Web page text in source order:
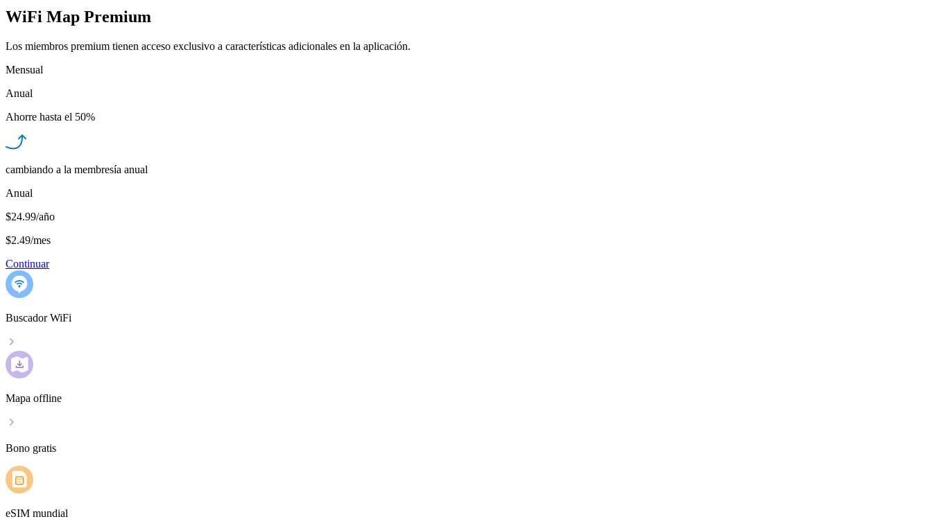
WiFi Map Premium
Los miembros premium tienen acceso exclusivo a características adicionales en la aplicación.
Mensual
Anual
Ahorre hasta el 50%
cambiando a la membresía anual
Anual
$24.99/año
$2.49/mes
Continuar
Buscador WiFi
Mapa offline
Bono gratis
eSIM mundial